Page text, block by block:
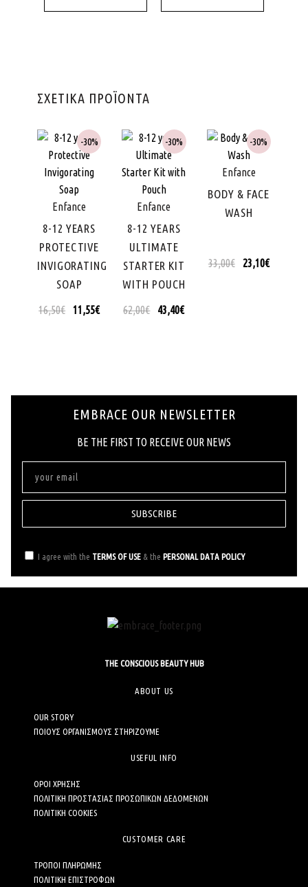
ΣΧΕΤΙΚΑ ΠΡΟΪΟΝΤΑ
30%
ADD
TO
WISHLIST
8-12 YEARS
PROTECTIVE
INVIGORATING
SOAP
16,50€ 11,55€
Enfance
30%
ADD
TO
WISHLIST
8-12 YEARS
ULTIMATE
STARTER KIT
WITH POUCH
62,00€ 43,40€
Enfance
30%
ADD
TO
BODY & FACE
WASH
33,00€ 23,10€
Enfance
EMBRACE OUR NEWSLETTER
ΒΕ ΤΗΕ FIRST ΤΟ RECEIVE OUR NEWS
I agree with the TERMS OF USE & the PERSONAL DATA POLICY
SUBSCRIBE
THE CONSCIOUS BEAUTY HUB
ABOUT US
OUR STORY
ΠΟΙΟΥΣ ΟΡΓΑΝΙΣΜΟΥΣ ΣΤΗΡΙΖΟΥΜΕ
USEFUL INFO
ΟΡΟΙ ΧΡΗΣΗΣ
ΠΟΛΙΤΙΚΗ ΠΡΟΣΤΑΣΙΑΣ ΠΡΟΣΩΠΙΚΩΝ ΔΕΔΟΜΕΝΩΝ
ΠΟΛΙΤΙΚΗ COOKIES
CUSTOMER CARE
ΤΡΟΠΟΙ ΠΛΗΡΩΜΗΣ
ΠΟΛΙΤΙΚΗ ΕΠΙΣΤΡΟΦΩΝ